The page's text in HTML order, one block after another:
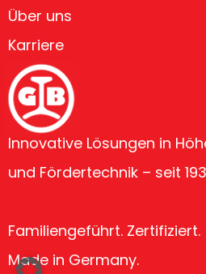
Innovative Lösungen in
und Fördertechnik – seit
Familiengeführt. Zertifiziert.
Made in Germany.
Über uns
Karriere